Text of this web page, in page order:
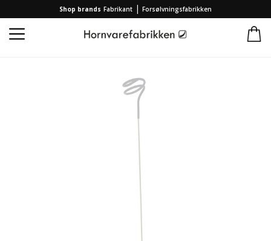
Shop brands Fabrikant | Forsølvningsfabrikken
Produkte / Brands / Hornvarefabrikken / Hornkringel